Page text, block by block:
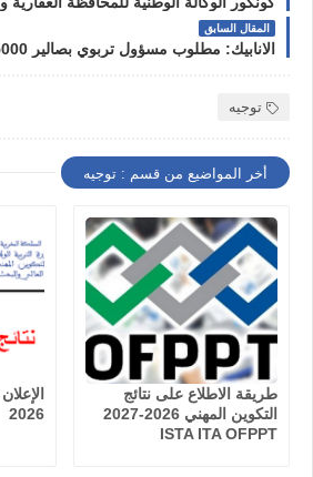
المقال السابق
الانابيك: مطلوب مسؤول تربوي بصالير 5000 درهم
توجيه
أخر المواضيع من قسم : توجيه
طريقة الاطلاع على نتائج
التكوين المهني 2026-2027
ISTA ITA OFPPT
2026